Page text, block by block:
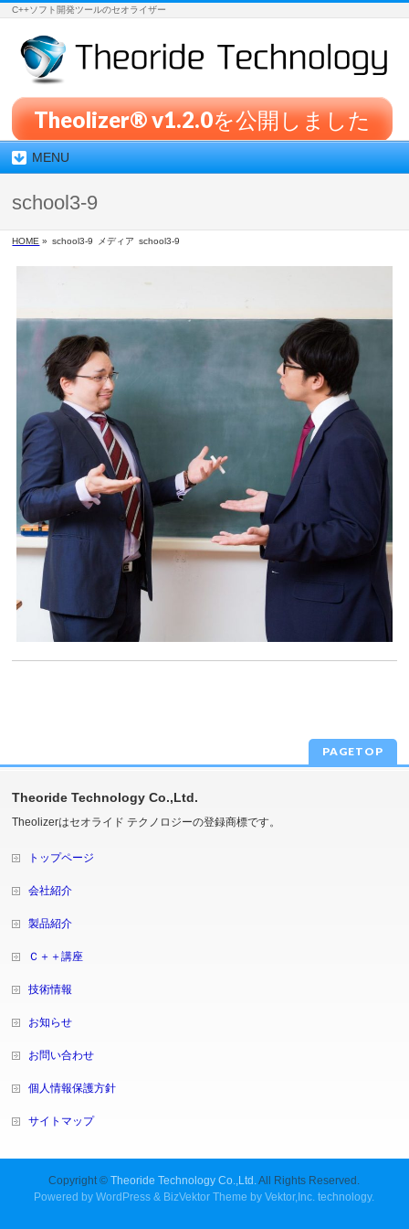
C++ソフト開発ツールのセオライザー
Theolizer® v1.2.0を公開しました
MENU
school3-9
HOME » school3-9 メディア school3-9
PAGETOP
Theoride Technology Co.,Ltd.
Theolizerはセオライド テクノロジーの登録商標です。
トップページ
会社紹介
製品紹介
Ｃ＋＋講座
技術情報
お知らせ
お問い合わせ
個人情報保護方針
サイトマップ
Copyright ©Theoride Technology Co.,Ltd.All Rights Reserved.
Powered byWordPress & BizVektor Theme byVektor,Inc. technology.